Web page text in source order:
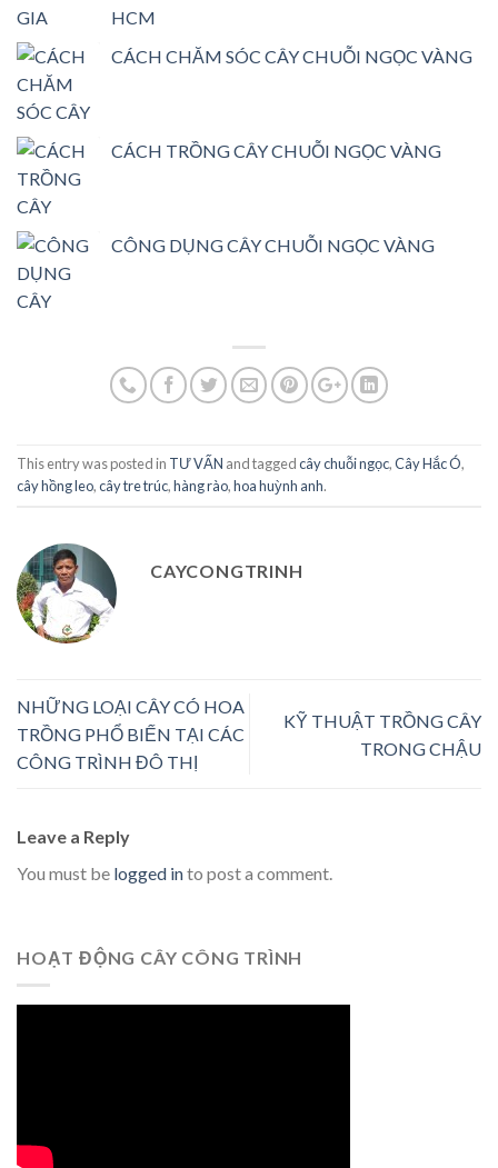
HCM
CÁCH CHĂM SÓC CÂY CHUỖI NGỌC VÀNG
CÁCH TRỒNG CÂY CHUỖI NGỌC VÀNG
CÔNG DỤNG CÂY CHUỖI NGỌC VÀNG
This entry was posted in TƯ VẤN and taggedcây chuỗi ngọc,Cây Hắc Ó,
cây hồng leo,cây tre trúc,hàng rào,hoa huỳnh anh.
CAYCONGTRINH
NHỮNG LOẠI CÂY CÓ HOA
TRỒNG PHỔ BIẾN TẠI CÁC
CÔNG TRÌNH ĐÔ THỊ
KỸ THUẬT TRỒNG CÂY
TRONG CHẬU
Leave a Reply
You must be logged into post a comment.
HOẠT ĐỘNG CÂY CÔNG TRÌNH